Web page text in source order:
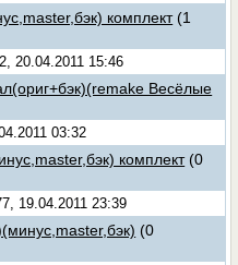
комплект (1
20.04.2011 15:46
Весёлые
03:32
комплект (0
19.04.2011 23:39
(0